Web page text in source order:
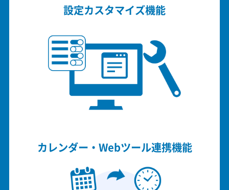
設定カスタマイズ機能
カレンダー・Webツール連携機能